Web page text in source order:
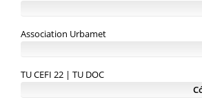
Association Urbamet
TU CEFI 22 | TU DOC